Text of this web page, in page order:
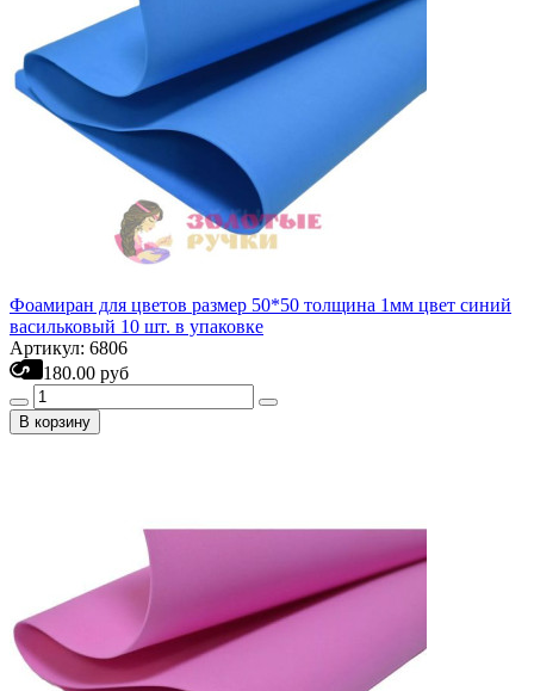
Фоамиран для цветов размер 50*50 толщина 1мм цвет синий
васильковый 10 шт. в упаковке
Артикул: 6806
180.00 руб
В корзину